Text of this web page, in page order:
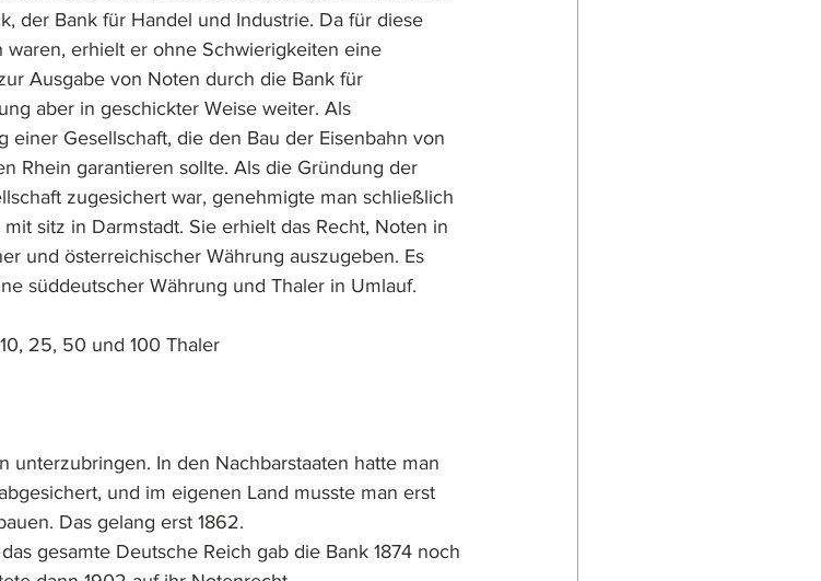
der Bank für Handel und Industrie. Da für diese
erhielt er ohne Schwierigkeiten eine
Ausgabe von Noten durch die Bank für
aber in geschickter Weise weiter. Als
Gesellschaft, die den Bau der Eisenbahn von
Rhein garantieren sollte. Als die Gründung der
zugesichert war, genehmigte man schließlich
sitz in Darmstadt. Sie erhielt das Recht, Noten in
und österreichischer Währung auszugeben. Es
süddeutscher Währung und Thaler in Umlauf.
25, 50 und 100 Thaler
unterzubringen. In den Nachbarstaaten hatte man
und im eigenen Land musste man erst
Das gelang erst 1862.
gesamte Deutsche Reich gab die Bank 1874 noch